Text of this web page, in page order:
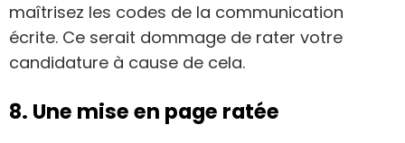
maîtrisez les codes de la communication
écrite. Ce serait dommage de rater votre
candidature à cause de cela.
8. Une mise en page ratée